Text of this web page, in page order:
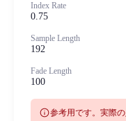
Index Rate
0.75
Sample Length
192
Fade Length
100
info参考用です。実際